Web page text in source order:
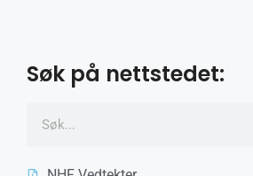
Søk på nettstedet: